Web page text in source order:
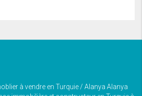
à vendre en Turquie / Alanya Alanya